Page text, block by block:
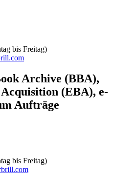
bis Freitag)
Archive (BBA),
Acquisition (EBA), e-
Aufträge
bis Freitag)